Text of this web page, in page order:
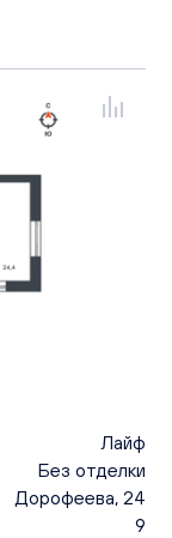
Лайф
Без отделки
Дорофеева, 24
9